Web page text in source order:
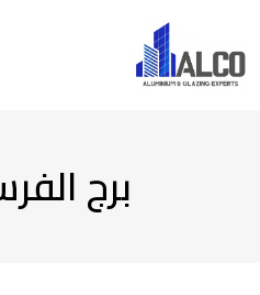
برج